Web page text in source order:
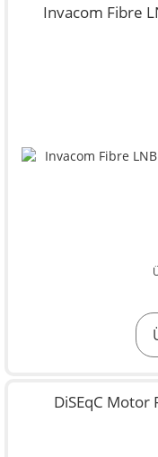
Invacom Fibre
DiSEqC Motor